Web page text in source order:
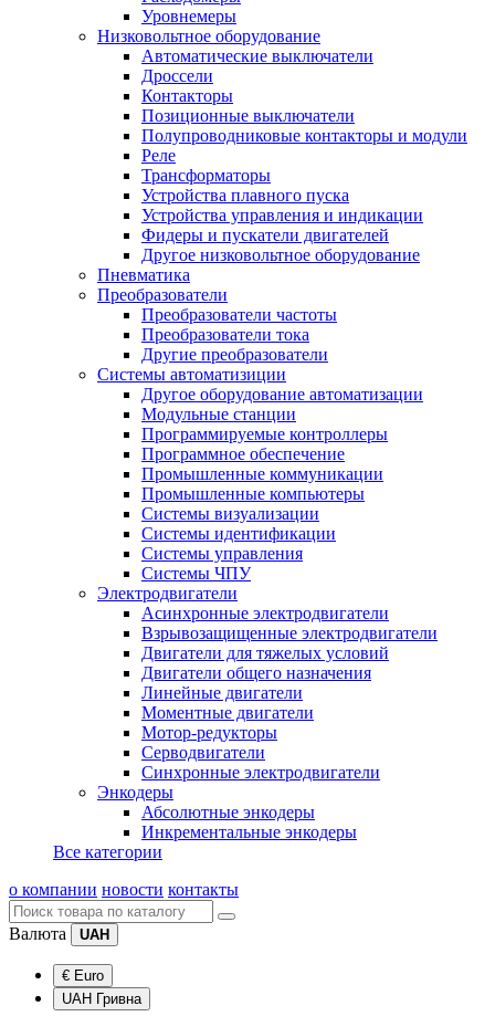
Уровнемеры
Низковольтное оборудование
Автоматические выключатели
Дроссели
Контакторы
Позиционные выключатели
Полупроводниковые контакторы и модули
Реле
Трансформаторы
Устройства плавного пуска
Устройства управления и индикации
Фидеры и пускатели двигателей
Другое низковольтное оборудование
Пневматика
Преобразователи
Преобразователи частоты
Преобразователи тока
Другие преобразователи
Системы автоматизиции
Другое оборудование автоматизации
Модульные станции
Программируемые контроллеры
Программное обеспечение
Промышленные коммуникации
Промышленные компьютеры
Системы визуализации
Системы идентификации
Системы управления
Системы ЧПУ
Электродвигатели
Асинхронные электродвигатели
Взрывозащищенные электродвигатели
Двигатели для тяжелых условий
Двигатели общего назначения
Линейные двигатели
Моментные двигатели
Мотор-редукторы
Серводвигатели
Синхронные электродвигатели
Энкодеры
Абсолютные энкодеры
Инкрементальные энкодеры
Все категории
о компании новости контакты
Валюта UAH
€ Euro
UAH Гривна